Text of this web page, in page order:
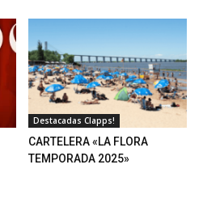
Destacadas Clapps!
CARTELERA «LA FLORA
TEMPORADA 2025»